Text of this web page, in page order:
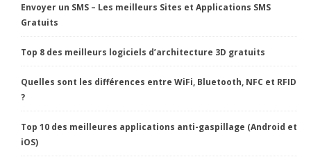
Envoyer un SMS – Les meilleurs Sites et Applications SMS
Gratuits
Top 8 des meilleurs logiciels d’architecture 3D gratuits
Quelles sont les différences entre WiFi, Bluetooth, NFC et RFID
?
Top 10 des meilleures applications anti-gaspillage (Android et
iOS)